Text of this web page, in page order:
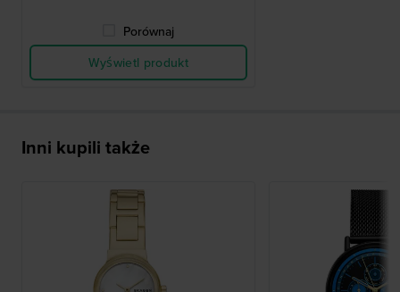
Porównaj
Wyświetl produkt
Inni kupili także